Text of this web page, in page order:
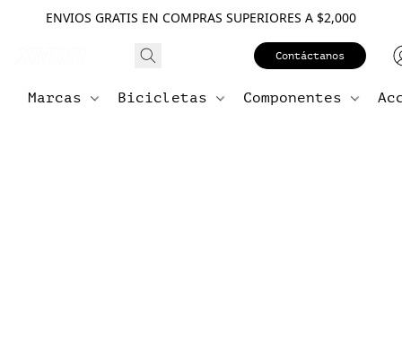
ENVIOS GRATIS EN COMPRAS SUPERIORES A $2,000
Contáctanos
Marcas Bicicletas Componentes